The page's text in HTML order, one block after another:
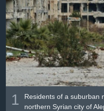
ទំព័រ​
រចនា
សម្ព័ន្ធ​
រំលង​
និង​
ចូល​
កាន់​
កម្មវិធីទាំងអស់
Khmer English
បណ្តាញ​សង្គម
ភាសា
1
Residents of a suburban
northern Syrian city of